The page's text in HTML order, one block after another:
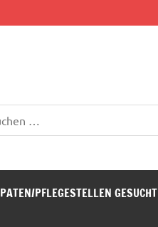
PATEN/PFLEGESTELLEN GESUCHT